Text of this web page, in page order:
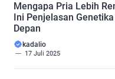
Mengapa Pria Lebih
Ini Penjelasan
Depan
kadalio
17 Juli 2025